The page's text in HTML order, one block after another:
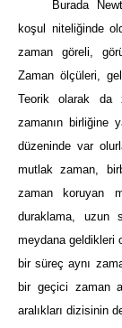
Burada
koşul niteliğinde
zaman göreli,
Zaman ölçüleri,
Teorik olarak da
zamanın birliğine
düzeninde var
mutlak zaman,
zaman koruyan
duraklama, uzun
meydana geldikleri
bir süreç aynı
bir geçici zaman
aralıkları dizisinin